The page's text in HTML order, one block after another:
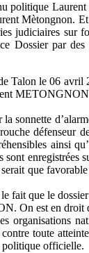
politique
Mètongnon.
judiciaires sur
Dossier par
Talon le 06
sonnette
défenseur
ainsi
que
que le
On est en
toute
politique officielle.